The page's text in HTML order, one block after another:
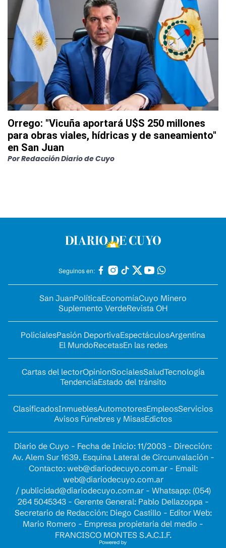
Orrego: "Vicuña aportará U$S 250 millones
para obras viales, hídricas y de saneamiento"
en San Juan
PorRedacción Diario de Cuyo
Seguinos en:
San JuanPolíticaEconomíaCuyo Minero
Suplemento VerdeRevista OH
PolicialesPasión DeportivaEspectáculosArgentina
El MundoRecetasEn las redes
Cartas del lectorOpinionSocialesSaludTecnología
TendenciaEstado del tránsito
ClasificadosInmueblesAutomotoresEmpleosServicios
Avisos Fúnebres y MisasEdictos
Diario de Cuyo - Fecha de Inicio: 11/2003 - Dirección:
Av. Alem Sur 1639. Esquina Lateral de Circunvalación -
Contacto: web@diariodecuyo.com.ar- Email:
web@diariodecuyo.com.ar
/ publicidad@diariodecuyo.com.ar- Whatsapp: (054)
264 5045343 - Gerente General: Pablo Dellazoppa -
Secretario de Redacción: Diego Castillo - Editor Web:
Mario Romero - Empresa propietaria del medio -
FRANCISCO MONTES S.A.C.I.F.